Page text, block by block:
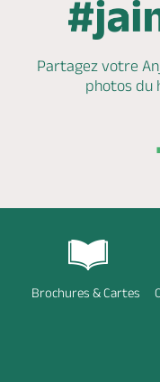
Partagez votre
photos du
Brochures & Cartes